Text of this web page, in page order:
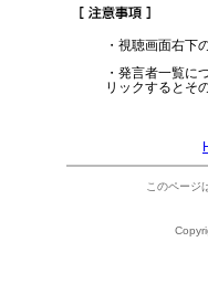
・視聴画面右下
・発言者一覧に
リックするとそ
このページ